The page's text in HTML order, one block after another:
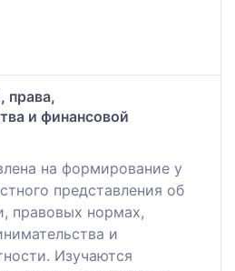
права,
и финансовой
на формирование у
представления об
правовых нормах,
и
Изучаются